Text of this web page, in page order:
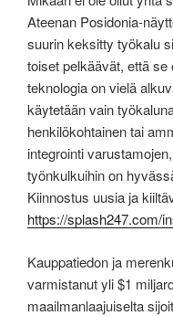
Ateenan Posidonia-
suurin keksitty työkalu
toiset pelkäävät, että
teknologia on vielä
käytetään vain
henkilökohtainen tai
integrointi
työnkulkuihin on
Kiinnostus uusia ja
https://splash247.com/
Kauppatiedon ja
varmistanut yli $1
maailmanlaajuiselta